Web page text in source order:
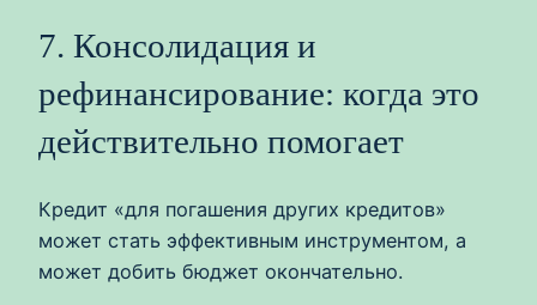
7. Консолидация и
рефинансирование: когда это
действительно помогает
Кредит «для погашения других кредитов»
может стать эффективным инструментом, а
может добить бюджет окончательно.